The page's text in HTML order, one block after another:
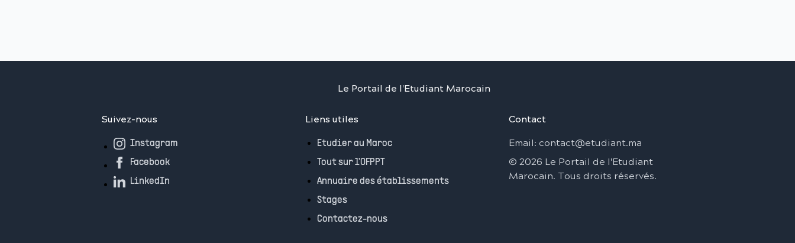
Le Portail de l'Etudiant Marocain
Suivez-nous
Instagram
Facebook
LinkedIn
Liens utiles
Etudier au Maroc
Tout sur l'OFPPT
Annuaire des établissements
Stages
Contactez-nous
Contact
Email: contact@etudiant.ma
© 2026 Le Portail de l'Etudiant
Marocain. Tous droits réservés.